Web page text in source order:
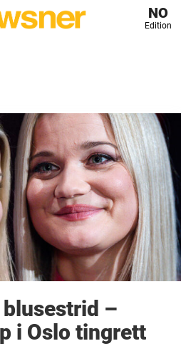
NO
Edition
blusestrid –
i Oslo tingrett